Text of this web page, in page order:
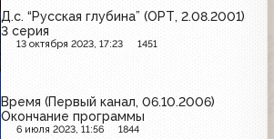
Д.с. “Русская глубина” (ОРТ, 2.08.2001)
3 серия
13 октября 2023, 17:23 1451
Время (Первый канал, 06.10.2006)
Окончание программы
6 июля 2023, 11:56 1844